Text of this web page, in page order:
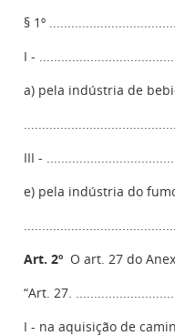
§ 1º
I -
a) pela indústria de
III -
e) pela indústria do
Art. 2ºO art. 27 do
“Art. 27.
I - na aquisição de